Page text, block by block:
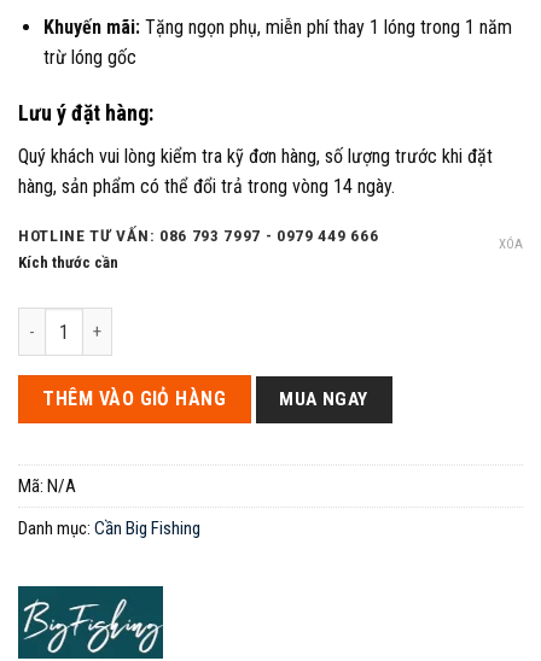
Khuyến mãi:Tặng ngọn phụ, miễn phí thay 1 lóng trong 1 năm
trừ lóng gốc
Lưu ý đặt hàng:
Quý khách vui lòng kiểm tra kỹ đơn hàng, số lượng trước khi đặt
hàng, sản phẩm có thể đổi trả trong vòng 14 ngày.
HOTLINE TƯ VẤN: 086 793 7997 - 0979 449 666
Kích thước cần
XÓA
Cần đài Hỏa Thần Vương BigFishing bản săn hàng số lượng
THÊM VÀO GIỎ HÀNG MUA NGAY
Mã: N/A
Danh mục: Cần Big Fishing